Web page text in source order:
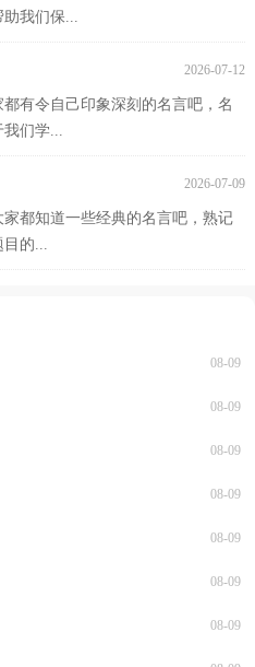
我们保...
2026-07-12
有令自己印象深刻的名言吧，名
们学...
2026-07-09
都知道一些经典的名言吧，熟记
的...
08-09
08-09
08-09
08-09
08-09
08-09
08-09